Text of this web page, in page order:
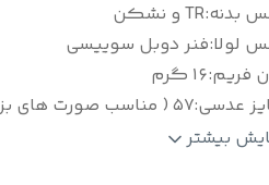
بدنه:TR و نشکن
لولا:فنر دوبل سوییسی
فریم:۱۶ گرم
عدسی:۵۷ ( مناسب صورت های بزرگ )
: به همراه پک کامل
بیشتر